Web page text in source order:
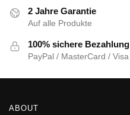
2 Jahre Garantie
Auf alle Produkte
100% sichere Bezahlung
PayPal / MasterCard / Visa
ABOUT